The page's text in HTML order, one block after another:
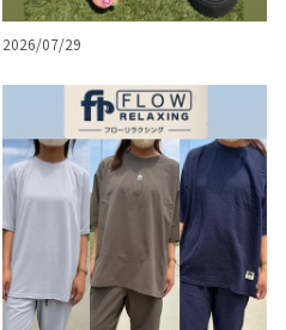
2026/07/29